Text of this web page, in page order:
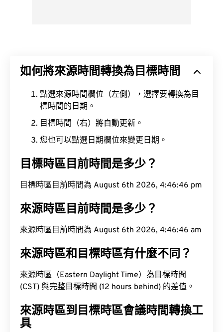
如何將來源時間轉換為目標時間
點選來源時間欄位（左側），選擇要轉換為目
標時間的日期。
目標時間（右）將自動更新。
您也可以點選日期欄位來變更日期。
目標時區目前時間是多少？
目標時區目前時間為 August 6th 2026, 4:46:47 pm
來源時區目前時間是多少？
來源時區目前時間為 August 6th 2026, 4:46:47 am
來源時區和目標時區有什麼不同？
來源時區（Eastern Daylight Time）為目標時間
(CST) 與完整目標時間 (12 hours behind) 的差值。
來源時區到目標時區會議時間轉換工
具